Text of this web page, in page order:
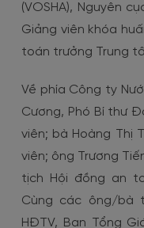
(VOSHA), Nguyên
Giảng viên khóa
toán trưởng Trung
Về phía Công ty
Cương, Phó Bí thư
viên; bà Hoàng Thị
viên; ông Trương
tịch Hội đồng an
Cùng các ông/bà
HĐTV, Ban Tổng